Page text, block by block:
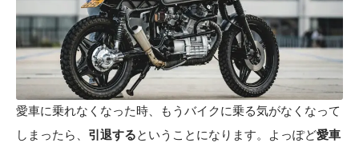
愛車に乗れなくなった時、もうバイクに乗る気がなくなって
しまったら、 引退するということになります。よっぽど愛車